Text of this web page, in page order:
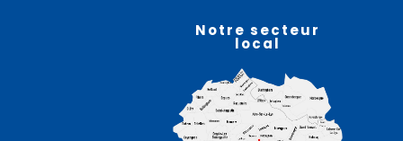
Notre secteur
local